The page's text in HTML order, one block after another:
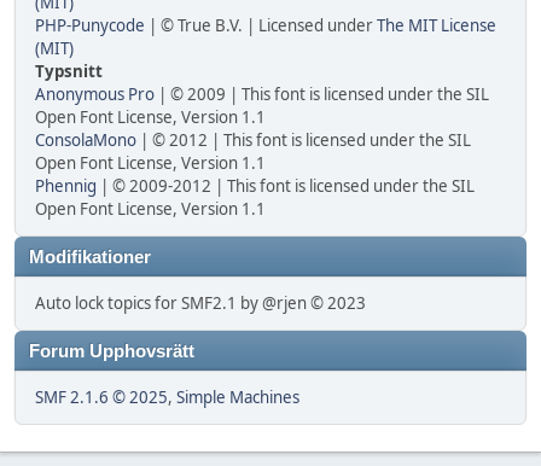
PHP-Punycode | © True B.V. | Licensed underThe MIT License
(MIT)
Typsnitt
Anonymous Pro | © 2009 | This font is licensed under the SIL
Open Font License, Version 1.1
ConsolaMono | © 2012 | This font is licensed under the SIL
Open Font License, Version 1.1
Phennig | © 2009-2012 | This font is licensed under the SIL
Open Font License, Version 1.1
Modifikationer
Auto lock topics for SMF2.1 by @rjen © 2023
Forum Upphovsrätt
SMF 2.1.6 © 2025, Simple Machines